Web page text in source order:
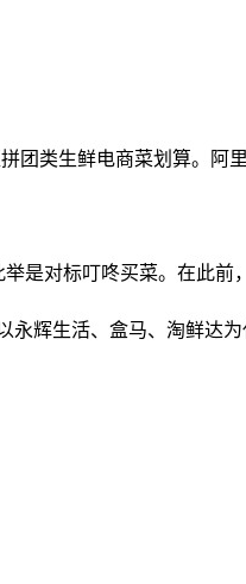
团类生鲜电商菜划算。阿
是对标叮咚买菜。在此前
辉生活、盒马、淘鲜达为